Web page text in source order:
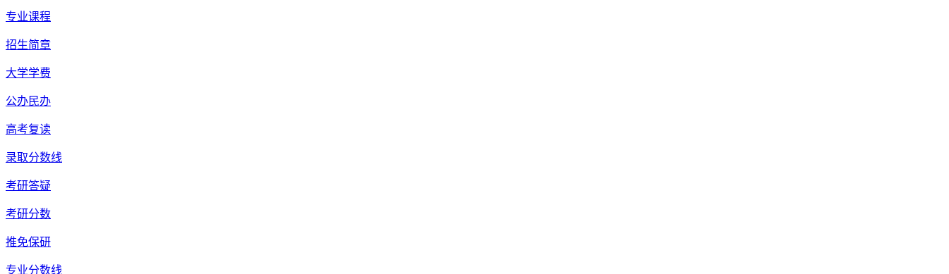
专业课程
招生简章
大学学费
公办民办
高考复读
录取分数线
考研答疑
考研分数
推免保研
专业分数线